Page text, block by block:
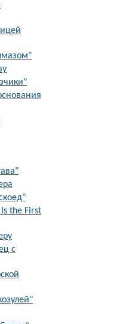
the First
с